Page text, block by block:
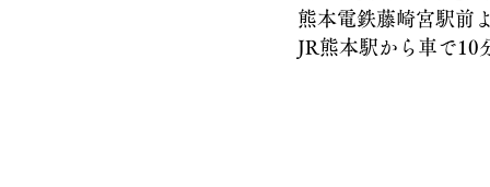
熊本電鉄藤崎宮駅前よ
JR熊本駅から車で10